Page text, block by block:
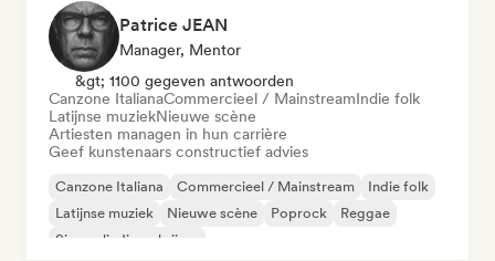
Patrice JEAN
Manager, Mentor
&gt; 1100 gegeven antwoorden
Canzone ItalianaCommercieel / MainstreamIndie folk
Latijnse muziekNieuwe scène
Artiesten managen in hun carrière
Geef kunstenaars constructief advies
Canzone Italiana Commercieel / Mainstream
Indie folk
Latijnse muziek
Nieuwe scène Poprock
Reggae
Singer-liedjesschrijver